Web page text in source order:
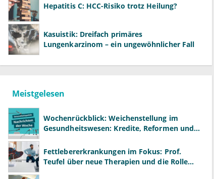
Hepatitis C: HCC-Risiko trotz Heilung?
Kasuistik: Dreifach primäres
Lungenkarzinom – ein ungewöhnlicher Fall
Meistgelesen
Wochenrückblick: Weichenstellung im
Gesundheitswesen: Kredite, Reformen und
Fettlebererkrankungen im Fokus: Prof.
Teufel über neue Therapien und die Rolle